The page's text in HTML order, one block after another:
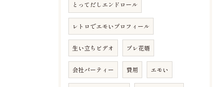
とってだしエンドロール
レトロでエモいプロフィール
生い立ちビデオ プレ花婿
会社パーティー 費用 エモい